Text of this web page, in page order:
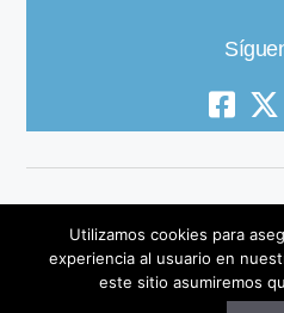
© 2019 All
Utilizamos cookies para
experiencia al usuario en
este sitio asumiremos